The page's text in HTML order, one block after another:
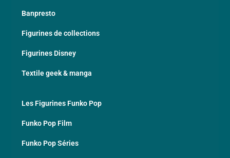
Banpresto
Figurines de collections
Figurines Disney
Textile geek & manga
Les Figurines Funko Pop
Funko Pop Film
Funko Pop Séries